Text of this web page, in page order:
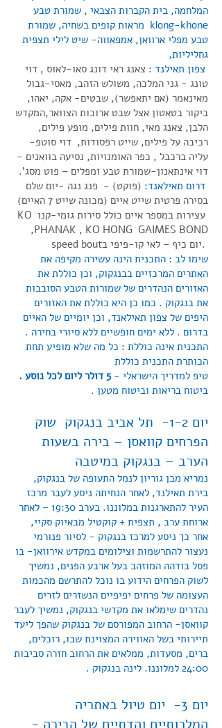
המלחמה, בית הקברות הצבאי , שמורת טבע
klong-khone מראות קופים בשחיה, שמורת
טבע מפלי ארוואן, אמפאווה- שיט לילי תצפית
גחליליות,
צפון תאילנד : צאנג ראי דונג סאו-לאוס , דוי
טונג - גני המלכה, משולש הזהב, מאסי-גבול
מאינאמר (אם יתאפשר), שבטים- אקה, יאהו,
ביקור בטאטון אצל שבט ארוכות הצוואר,המקדש
הלבן, צאנג מאי, חוות פילים, מופע פילים,
רכיבה על פילים, שייט רפסודות, דוי סוטפ-
עליה ברכבל , כפר האומנויות, נסיעה בוואנים -
דוי אינתאנון-שמורת טבע ומפלים – פוט מסג'.
דרום תאילאנד: (פוקט) - פנג נגה -יום שלם
בסירה פרטית שייט איים (מכונה שייט 7 האיים)
עצירות במספר איים כולל סירות גומי-קנו KO
PHANAK , KO HONG GAIMES BOND,
.יום כיף – לאי קו-פיפי בspeed bout
שימו לב : התכנית הינה עשירה מקיפה את
האתרים המרכזיים בבנגקוק, וכן כוללת את
האזורים הנהדרים של שמורות הטבע הסובבות
את בנגקוק . כמו כן היא כוללת את האזורים
היפים של צפון תאילאנד, וכן יומיים של האיים
בדרום . ללא ימים חופשיים ללא סיורי בחירה .
התכנית אינה כוללת : כל מה שלא מופיע תחת
הכותרת התכנית כוללת
טיפ למדריך הישראלי -
ביטוח בריאות וביטוח מטען .
יום 1-2- תל אביב בנגקוק שוק
הפרחים קוואסן – בירה בשעות
הערב – בנגקוק במיטבה
נמריא מבן גוריון לנמל התעופה של בנגקוק,
בירת תאילנד, לאחר הנחיתה ניסע לעבר מרכז
העיר להתארגנות במלוננו. בערב 19:30 – לאחר
ארוחת ערב , תצפית + קוקטיל מבאיוק סקיי,
אחר כך ניסע למרכז בנגקוק - לסיור פנורמי
נעצור להתרשמות וצילומים במקדש אירוואן- בו
פסל בודהה המוזהב בעל ארבע הפנים, נמשיך
לשוק הפרחים הידוע בו נוכל להתרשם מהכמות
העצומה של פרחים יפיפיים הנשזרים לזרים
נהדרים שימלאו את מקדשי בנגקוק, נמשיך לעבר
קוואסן- הרחוב המפורסם של בנגקוק שהפך ליעד
תיירותי בשל האווירה המצוינת שבו, רוכלים,
ברים, מסעדות, ממלאים את הרחוב חזרה סביבות
24:00 למלוננו. לינה בנגקוק .
יום 3- יום טיול באתריה
המלכותיים והדתיים של הבירה -